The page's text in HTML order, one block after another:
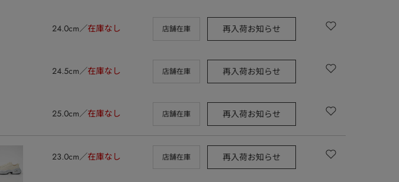
24.0cm 在庫なし 店舗在庫 再入荷お知らせ
24.5cm 在庫なし 店舗在庫 再入荷お知らせ
25.0cm 在庫なし 店舗在庫 再入荷お知らせ
23.0cm 在庫なし 店舗在庫 再入荷お知らせ